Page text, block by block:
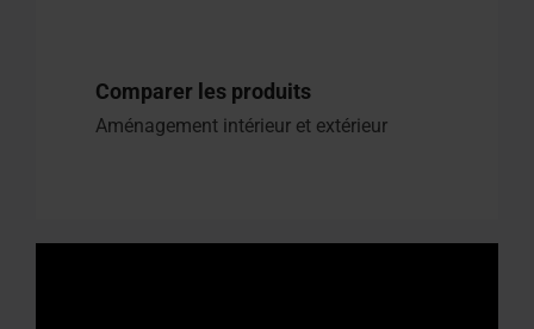
Comparer les produits
Aménagement intérieur et extérieur